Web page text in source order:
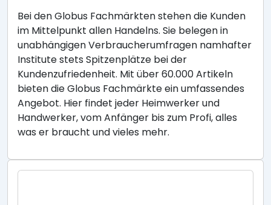
Bei den Globus Fachmärkten stehen die Kunden
im Mittelpunkt allen Handelns. Sie belegen in
unabhängigen Verbraucherumfragen namhafter
Institute stets Spitzenplätze bei der
Kundenzufriedenheit. Mit über 60.000 Artikeln
bieten die Globus Fachmärkte ein umfassendes
Angebot. Hier findet jeder Heimwerker und
Handwerker, vom Anfänger bis zum Profi, alles
was er braucht und vieles mehr.